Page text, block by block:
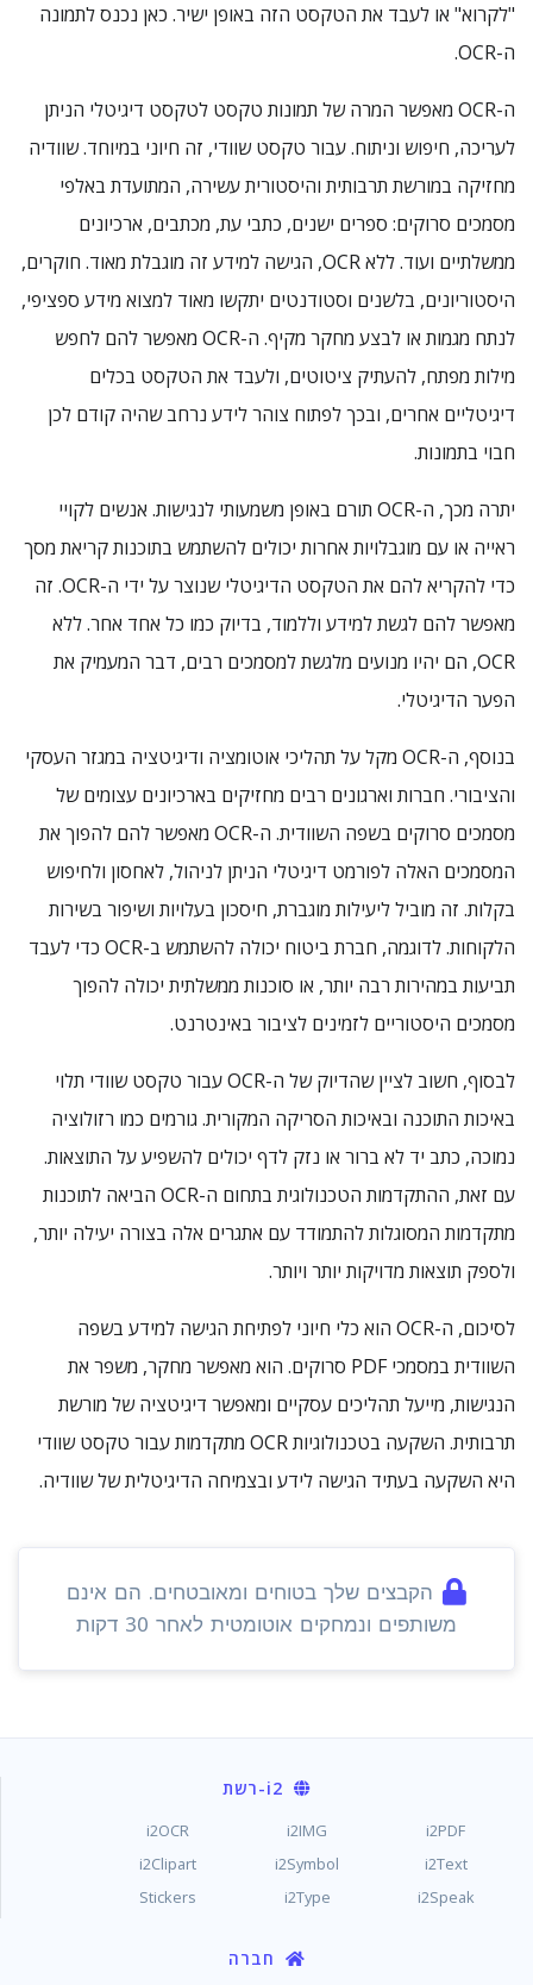
"לקרוא" או לעבד את הטקסט הזה באופן ישיר. כאן נכנס לתמונה
ה-OCR.
ה-OCR מאפשר המרה של תמונות טקסט לטקסט דיגיטלי הניתן
לעריכה, חיפוש וניתוח. עבור טקסט שוודי, זה חיוני במיוחד. שוודיה
מחזיקה במורשת תרבותית והיסטורית עשירה, המתועדת באלפי
מסמכים סרוקים: ספרים ישנים, כתבי עת, מכתבים, ארכיונים
ממשלתיים ועוד. ללא OCR, הגישה למידע זה מוגבלת מאוד. חוקרים,
היסטוריונים, בלשנים וסטודנטים יתקשו מאוד למצוא מידע ספציפי,
לנתח מגמות או לבצע מחקר מקיף. ה-OCR מאפשר להם לחפש
מילות מפתח, להעתיק ציטוטים, ולעבד את הטקסט בכלים
דיגיטליים אחרים, ובכך לפתוח צוהר לידע נרחב שהיה קודם לכן
חבוי בתמונות.
יתרה מכך, ה-OCR תורם באופן משמעותי לנגישות. אנשים לקויי
ראייה או עם מוגבלויות אחרות יכולים להשתמש בתוכנות קריאת מסך
כדי להקריא להם את הטקסט הדיגיטלי שנוצר על ידי ה-OCR. זה
מאפשר להם לגשת למידע וללמוד, בדיוק כמו כל אחד אחר. ללא
OCR, הם יהיו מנועים מלגשת למסמכים רבים, דבר המעמיק את
הפער הדיגיטלי.
בנוסף, ה-OCR מקל על תהליכי אוטומציה ודיגיטציה במגזר העסקי
והציבורי. חברות וארגונים רבים מחזיקים בארכיונים עצומים של
מסמכים סרוקים בשפה השוודית. ה-OCR מאפשר להם להפוך את
המסמכים האלה לפורמט דיגיטלי הניתן לניהול, לאחסון ולחיפוש
בקלות. זה מוביל ליעילות מוגברת, חיסכון בעלויות ושיפור בשירות
הלקוחות. לדוגמה, חברת ביטוח יכולה להשתמש ב-OCR כדי לעבד
תביעות במהירות רבה יותר, או סוכנות ממשלתית יכולה להפוך
מסמכים היסטוריים לזמינים לציבור באינטרנט.
לבסוף, חשוב לציין שהדיוק של ה-OCR עבור טקסט שוודי תלוי
באיכות התוכנה ובאיכות הסריקה המקורית. גורמים כמו רזולוציה
נמוכה, כתב יד לא ברור או נזק לדף יכולים להשפיע על התוצאות.
עם זאת, ההתקדמות הטכנולוגית בתחום ה-OCR הביאה לתוכנות
מתקדמות המסוגלות להתמודד עם אתגרים אלה בצורה יעילה יותר,
ולספק תוצאות מדויקות יותר ויותר.
לסיכום, ה-OCR הוא כלי חיוני לפתיחת הגישה למידע בשפה
השוודית במסמכי PDF סרוקים. הוא מאפשר מחקר, משפר את
הנגישות, מייעל תהליכים עסקיים ומאפשר דיגיטציה של מורשת
תרבותית. השקעה בטכנולוגיות OCR מתקדמות עבור טקסט שוודי
היא השקעה בעתיד הגישה לידע ובצמיחה הדיגיטלית של שוודיה.
הקבצים שלך בטוחים ומאובטחים. הם אינם
משותפים ונמחקים אוטומטית לאחר 30 דקות
i2-רשת
i2PDF
i2IMG
i2OCR
i2Text
i2Symbol
i2Clipart
i2Speak
i2Type
Stickers
חברה